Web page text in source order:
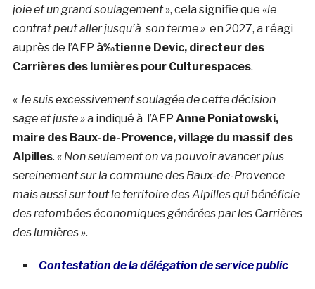
joie et un grand soulagement», cela signifie que «le
contrat peut aller jusqu’à son terme »en 2027, a réagi
auprès de l’AFP à‰tienne Devic, directeur des
Carrières des lumières pour Culturespaces.
« Je suis excessivement soulagée de cette décision
sage et juste »a indiqué à l’AFP Anne Poniatowski,
maire des Baux-de-Provence, village du massif des
Alpilles. « Non seulement on va pouvoir avancer plus
sereinement sur la commune des Baux-de-Provence
mais aussi sur tout le territoire des Alpilles qui bénéficie
des retombées économiques générées par les Carrières
des lumières ».
Contestation de la délégation de service public